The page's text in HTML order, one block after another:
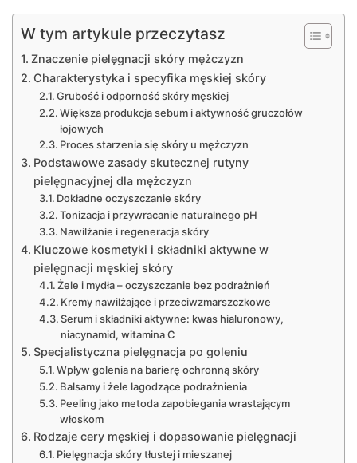
W tym artykule przeczytasz
Znaczenie pielęgnacji skóry mężczyzn
Charakterystyka i specyfika męskiej skóry
Grubość i odporność skóry męskiej
Większa produkcja sebum i aktywność gruczołów
łojowych
Proces starzenia się skóry u mężczyzn
Podstawowe zasady skutecznej rutyny
pielęgnacyjnej dla mężczyzn
Dokładne oczyszczanie skóry
Tonizacja i przywracanie naturalnego pH
Nawilżanie i regeneracja skóry
Kluczowe kosmetyki i składniki aktywne w
pielęgnacji męskiej skóry
Żele i mydła – oczyszczanie bez podrażnień
Kremy nawilżające i przeciwzmarszczkowe
Serum i składniki aktywne: kwas hialuronowy,
niacynamid, witamina C
Specjalistyczna pielęgnacja po goleniu
Wpływ golenia na barierę ochronną skóry
Balsamy i żele łagodzące podrażnienia
Peeling jako metoda zapobiegania wrastającym
włoskom
Rodzaje cery męskiej i dopasowanie pielęgnacji
Pielęgnacja skóry tłustej i mieszanej